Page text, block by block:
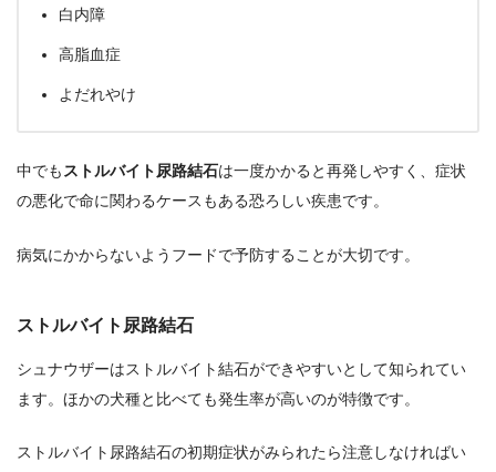
白内障
高脂血症
よだれやけ
中でもストルバイト尿路結石は一度かかると再発しやすく、症状
の悪化で命に関わるケースもある恐ろしい疾患です。
病気にかからないようフードで予防することが大切です。
ストルバイト尿路結石
シュナウザーはストルバイト結石ができやすいとして知られてい
ます。ほかの犬種と比べても発生率が高いのが特徴です。
ストルバイト尿路結石の初期症状がみられたら注意しなければい